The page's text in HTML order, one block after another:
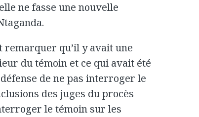
ne fasse une nouvelle
qu’il y avait une
du témoin et ce qui avait été
de ne pas interroger le
des juges du procès
le témoin sur les